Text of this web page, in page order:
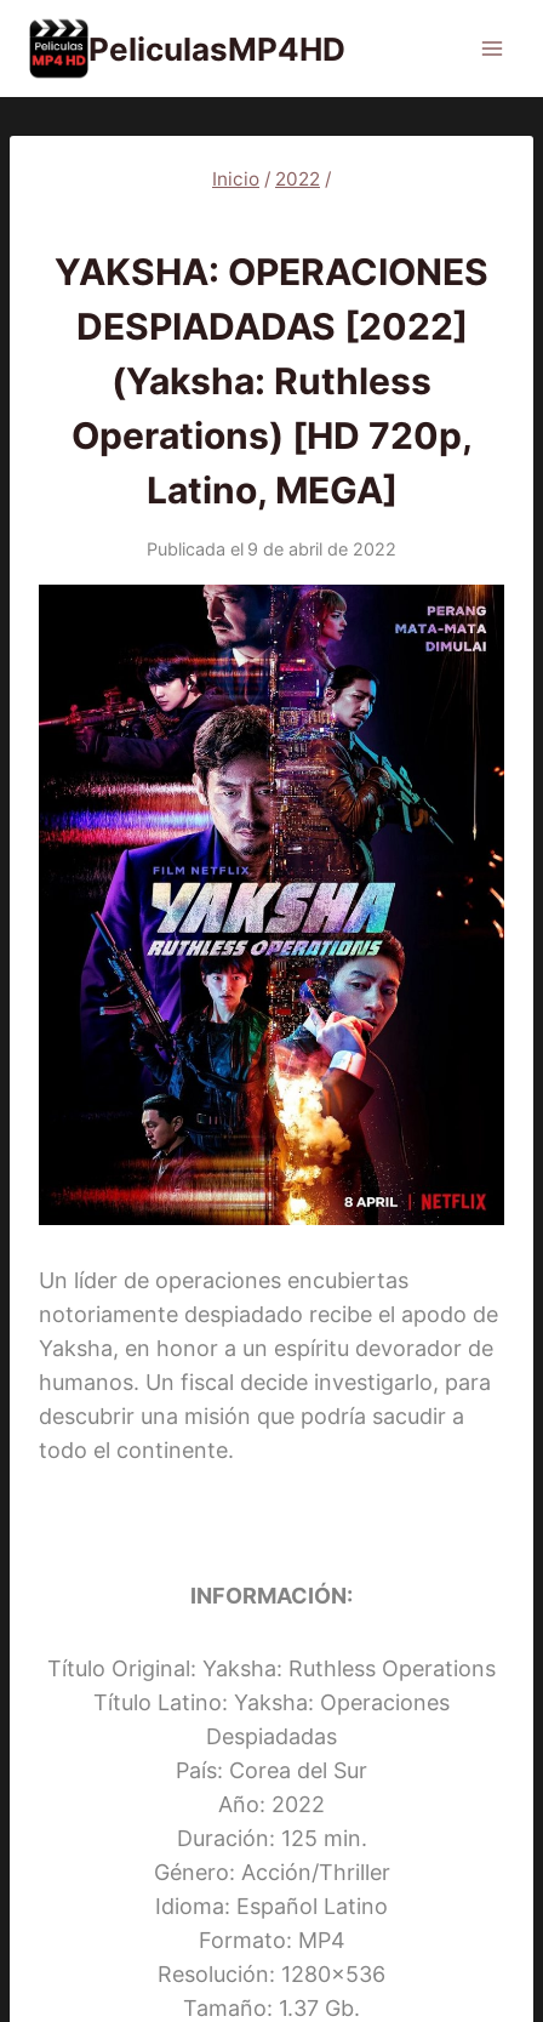
Saltar
contenido
PeliculasMP4HD
Inicio / 2022 /
YAKSHA: OPERACIONES
DESPIADADAS [2022]
(Yaksha: Ruthless
Operations) [HD 720p,
Latino, MEGA]
Publicada el 9 de abril de 2022
Un líder de operaciones encubiertas
notoriamente despiadado recibe el apodo de
Yaksha, en honor a un espíritu devorador de
humanos. Un fiscal decide investigarlo, para
descubrir una misión que podría sacudir a
todo el continente.
INFORMACIÓN:
Título Original: Yaksha: Ruthless Operations
Título Latino: Yaksha: Operaciones
Despiadadas
País: Corea del Sur
Año: 2022
Duración: 125 min.
Género: Acción/Thriller
Idioma: Español Latino
Formato: MP4
Resolución: 1280×536
Tamaño: 1.37 Gb.